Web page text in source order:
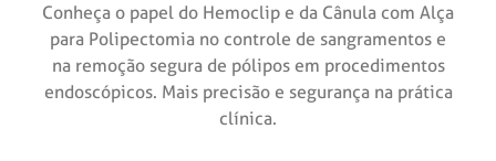
Conheça o papel do Hemoclip e da Cânula com Alça
para Polipectomia no controle de sangramentos e
na remoção segura de pólipos em procedimentos
endoscópicos. Mais precisão e segurança na prática
clínica.